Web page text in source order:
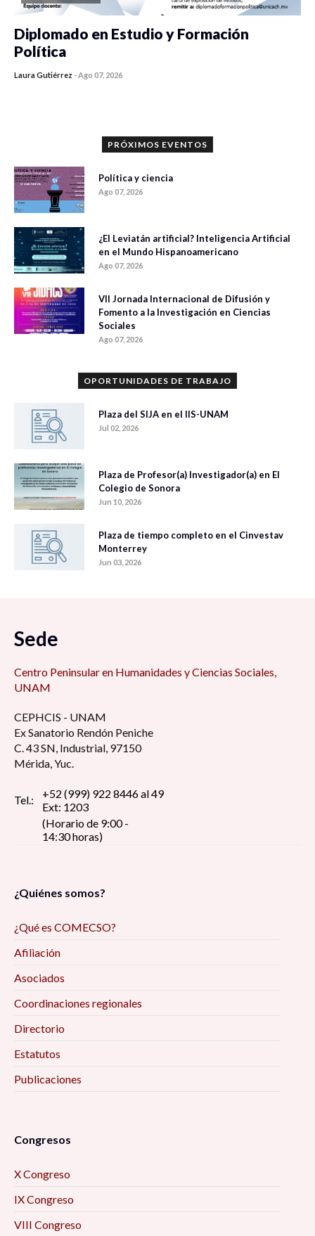
Diplomado en Estudio y Formación
Política
Laura Gutiérrez -Ago 07, 2026
PRÓXIMOS EVENTOS
Política y ciencia
Ago 07, 2026
¿El Leviatán artificial? Inteligencia Artificial
en el Mundo Hispanoamericano
Ago 07, 2026
VII Jornada Internacional de Difusión y
Fomento a la Investigación en Ciencias
Sociales
Ago 07, 2026
OPORTUNIDADES DE TRABAJO
Plaza del SIJA en el IIS-UNAM
Jul 02, 2026
Plaza de Profesor(a) Investigador(a) en El
Colegio de Sonora
Jun 10, 2026
Plaza de tiempo completo en el Cinvestav
Monterrey
Jun 03, 2026
Sede
Centro Peninsular en Humanidades y Ciencias Sociales,
UNAM
CEPHCIS - UNAM
Ex Sanatorio Rendón Peniche
C. 43 SN, Industrial, 97150
Mérida, Yuc.
Tel.:
+52 (999) 922 8446 al 49
Ext: 1203
(Horario de 9:00 -
14:30 horas)
¿Quiénes somos?
¿Qué es COMECSO?
Afiliación
Asociados
Coordinaciones regionales
Directorio
Estatutos
Publicaciones
Congresos
X Congreso
IX Congreso
VIII Congreso